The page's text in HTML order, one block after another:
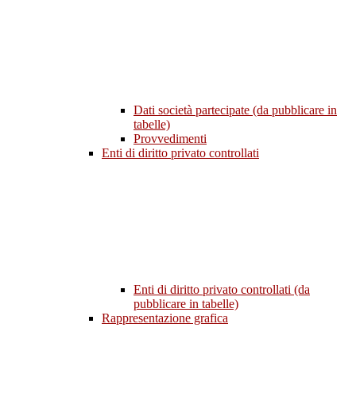
Dati società partecipate (da pubblicare in
tabelle)
Provvedimenti
Enti di diritto privato controllati
Enti di diritto privato controllati (da
pubblicare in tabelle)
Rappresentazione grafica